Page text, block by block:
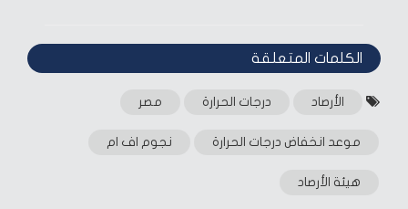
new
window)
new
window)
الكلمات المتعلقة‎
الأرصاد درجات الحرارة مصر
موعد انخفاض درجات الحرارة نجوم اف ام
هيئة الأرصاد